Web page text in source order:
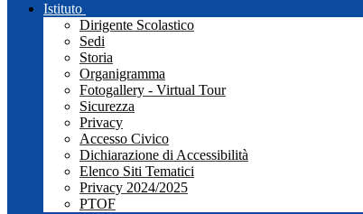
Istituto
Dirigente Scolastico
Sedi
Storia
Organigramma
Fotogallery - Virtual Tour
Sicurezza
Privacy
Accesso Civico
Dichiarazione di Accessibilità
Elenco Siti Tematici
Privacy 2024/2025
PTOF